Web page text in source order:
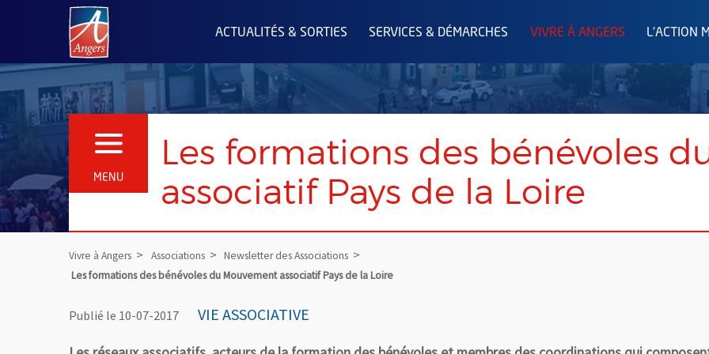
Angers.fr : Retour à l'accueil
ACTUALITÉS & SORTIES SERVICES & DÉMARCHES VIVRE À ANGERS L'ACTION
MENU
OUVRIR LE MENU
Les formations des bénévoles
associatif Pays de la Loire
Vivre à Angers Associations
Newsletter des Associations
Les formations des bénévoles du Mouvement associatif Pays de la Loire
Publié le 10-07-2017 VIE ASSOCIATIVE